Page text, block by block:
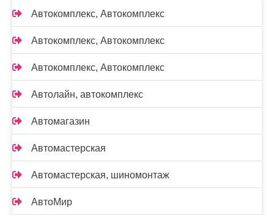
Автокомплекс, Автокомплекс
Автокомплекс, Автокомплекс
Автокомплекс, Автокомплекс
Автолайн, автокомплекс
Автомагазин
Автомастерская
Автомастерская, шиномонтаж
АвтоМир